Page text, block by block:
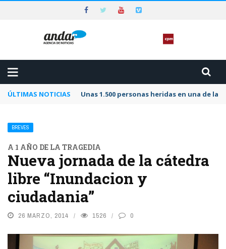
ÚLTIMAS NOTICIAS Unas 1.500 personas heridas en una de
BREVES
A 1 AÑO DE LA TRAGEDIA
Nueva jornada de la cátedra
libre “Inundacion y
ciudadania”
26 MARZO, 2014 1526 0